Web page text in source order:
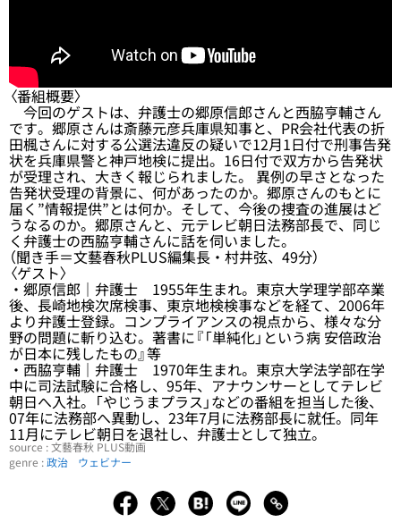
〈番組概要〉
今回のゲストは、弁護士の郷原信郎さんと西脇亨輔さん
です。郷原さんは斎藤元彦兵庫県知事と、PR会社代表の折
田楓さんに対する公選法違反の疑いで12月1日付で刑事告発
状を兵庫県警と神戸地検に提出。16日付で双方から告発状
が受理され、大きく報じられました。 異例の早さとなった
告発状受理の背景に、何があったのか。郷原さんのもとに
届く”情報提供”とは何か。そして、今後の捜査の進展はど
うなるのか。郷原さんと、元テレビ朝日法務部長で、同じ
く弁護士の西脇亨輔さんに話を伺いました。
（聞き手＝文藝春秋PLUS編集長・村井弦、49分）
〈ゲスト〉
・郷原信郎｜弁護士 1955年生まれ。東京大学理学部卒業
後、長崎地検次席検事、東京地検検事などを経て、2006年
より弁護士登録。コンプライアンスの視点から、様々な分
野の問題に斬り込む。著書に『「単純化」という病 安倍政治
が日本に残したもの』等
・西脇亨輔｜弁護士 1970年生まれ。東京大学法学部在学
中に司法試験に合格し、95年、アナウンサーとしてテレビ
朝日へ入社。「やじうまプラス」などの番組を担当した後、
07年に法務部へ異動し、23年7月に法務部長に就任。同年
11月にテレビ朝日を退社し、弁護士として独立。
source : 文藝春秋 PLUS動画
genre :政治 ウェビナー